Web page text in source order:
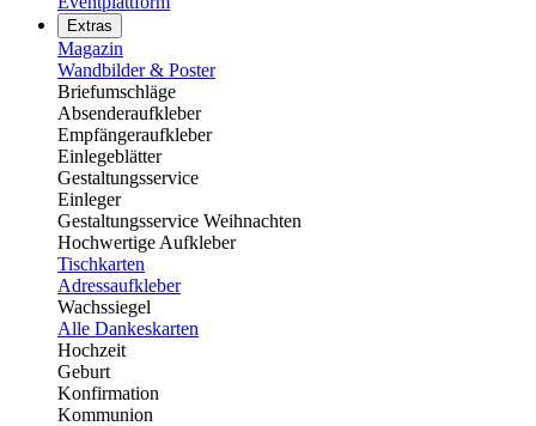
Extras
Magazin
Wandbilder & Poster
Briefumschläge
Absenderaufkleber
Empfängeraufkleber
Einlegeblätter
Gestaltungsservice
Einleger
Gestaltungsservice Weihnachten
Hochwertige Aufkleber
Tischkarten
Adressaufkleber
Wachssiegel
Alle Dankeskarten
Hochzeit
Geburt
Konfirmation
Kommunion